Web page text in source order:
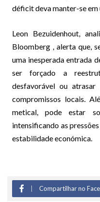
déficit deva manter-se em
Leon Bezuidenhout,
Bloomberg , alerta que,
uma inesperada entrada
ser forçado a
desfavorável ou
compromissos locais.
metical, pode estar
intensificando as
estabilidade económica.
Compartilhar no